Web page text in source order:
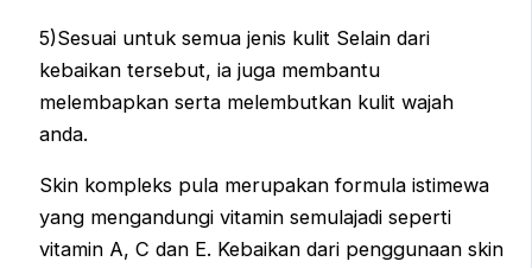
5)Sesuai untuk semua jenis kulit Selain dari
kebaikan tersebut, ia juga membantu
melembapkan serta melembutkan kulit wajah
anda.
Skin kompleks pula merupakan formula istimewa
yang mengandungi vitamin semulajadi seperti
vitamin A, C dan E. Kebaikan dari penggunaan skin